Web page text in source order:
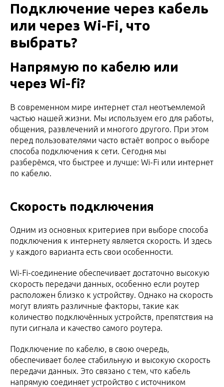
Подключение через кабель
или через Wi-Fi, что
выбрать?
Напрямую по кабелю или
через Wi-fi?
В современном мире интернет стал неотъемлемой
частью нашей жизни. Мы используем его для работы,
общения, развлечений и многого другого. При этом
перед пользователями часто встаёт вопрос о выборе
способа подключения к сети. Сегодня мы
разберёмся, что быстрее и лучше: Wi-Fi или интернет
по кабелю.
Скорость подключения
Одним из основных критериев при выборе способа
подключения к интернету является скорость. И здесь
у каждого варианта есть свои особенности.
Wi-Fi-соединение обеспечивает достаточно высокую
скорость передачи данных, особенно если роутер
расположен близко к устройству. Однако на скорость
могут влиять различные факторы, такие как
количество подключённых устройств, препятствия на
пути сигнала и качество самого роутера.
Подключение по кабелю, в свою очередь,
обеспечивает более стабильную и высокую скорость
передачи данных. Это связано с тем, что кабель
напрямую соединяет устройство с источником